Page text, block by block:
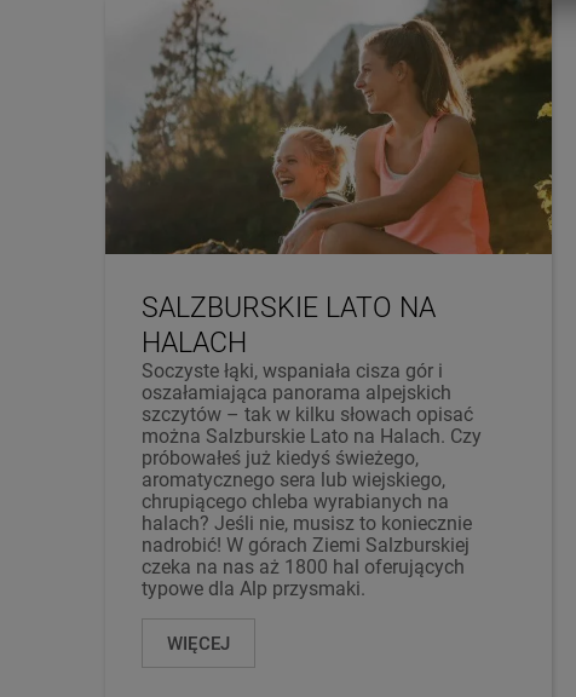
SALZBURSKIE LATO NA
HALACH
Soczyste łąki, wspaniała cisza gór i
oszałamiająca panorama alpejskich
szczytów – tak w kilku słowach opisać
można Salzburskie Lato na Halach. Czy
próbowałeś już kiedyś świeżego,
aromatycznego sera lub wiejskiego,
chrupiącego chleba wyrabianych na
halach? Jeśli nie, musisz to koniecznie
nadrobić! W górach Ziemi Salzburskiej
czeka na nas aż 1800 hal oferujących
typowe dla Alp przysmaki.
WIĘCEJ